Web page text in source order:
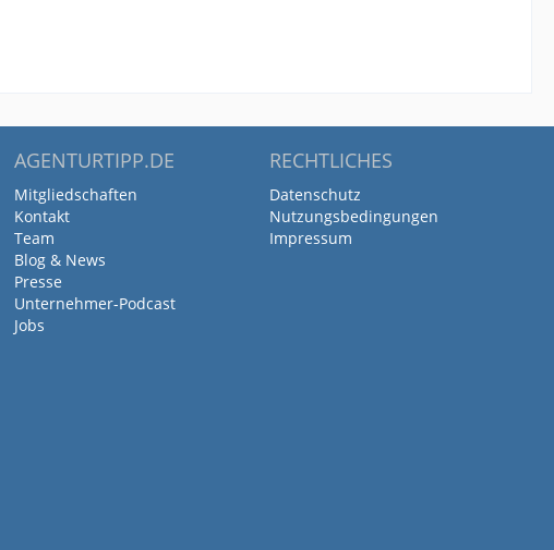
AGENTURTIPP.DE
Mitgliedschaften
Kontakt
Team
Blog & News
Presse
Unternehmer-Podcast
Jobs
RECHTLICHES
Datenschutz
Nutzungsbedingungen
Impressum